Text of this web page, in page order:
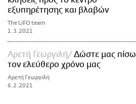
εξυπηρέτησης και βλαβών
The LiFO team
1.3.2021
Αρετή Γεωργιλή
Δώστε μας πίσω
τον ελεύθερο χρόνο μας
Αρετή Γεωργιλή
6.2.2021